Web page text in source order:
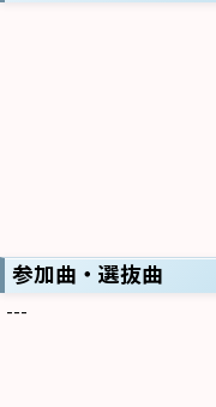
参加曲・選抜曲
---